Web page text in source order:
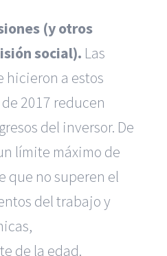
(y otros
social). Las
hicieron a estos
2017 reducen
del inversor. De
límite máximo de
que no superen el
del trabajo y
de la edad.
en Alicante|Reclamación
BGD Abogados Madrid